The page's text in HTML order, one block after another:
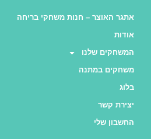
אתגר האוצר – חנות משחקי בריחה
אודות
המשחקים שלנו
משחקים במתנה
בלוג
יצירת קשר
החשבון שלי